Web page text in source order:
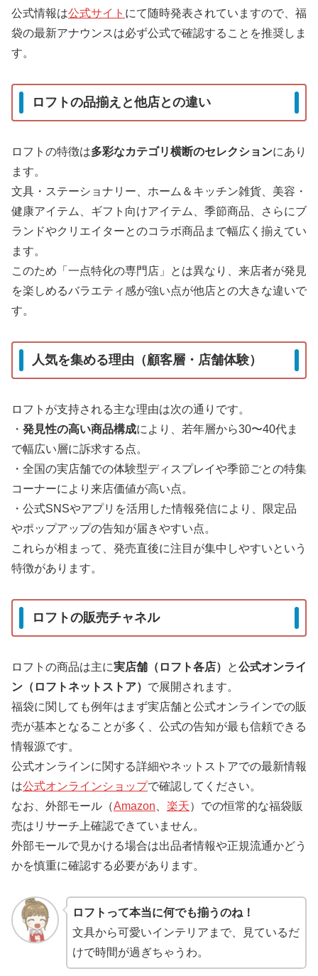
公式情報は公式サイト にて随時発表されていますので、福
袋の最新アナウンスは必ず公式で確認することを推奨しま
す。
ロフトの品揃えと他店との違い
ロフトの特徴は多彩なカテゴリ横断のセレクションにあり
ます。
文具・ステーショナリー、ホーム＆キッチン雑貨、美容・
健康アイテム、ギフト向けアイテム、季節商品、さらにブ
ランドやクリエイターとのコラボ商品まで幅広く揃えてい
ます。
このため「一点特化の専門店」とは異なり、来店者が発見
を楽しめるバラエティ感が強い点が他店との大きな違いで
す。
人気を集める理由（顧客層・店舗体験）
ロフトが支持される主な理由は次の通りです。
・ 発見性の高い商品構成により、若年層から30〜40代ま
で幅広い層に訴求する点。
・全国の実店舗での体験型ディスプレイや季節ごとの特集
コーナーにより来店価値が高い点。
・公式SNSやアプリを活用した情報発信により、限定品
やポップアップの告知が届きやすい点。
これらが相まって、発売直後に注目が集中しやすいという
特徴があります。
ロフトの販売チャネル
ロフトの商品は主に実店舗（ロフト各店） と公式オンライ
ン（ロフトネットストア） で展開されます。
福袋に関しても例年はまず実店舗と公式オンラインでの販
売が基本となることが多く、公式の告知が最も信頼できる
情報源です。
公式オンラインに関する詳細やネットストアでの最新情報
は公式オンラインショップで確認してください。
なお、外部モール（Amazon 楽天）での恒常的な福袋販
売はリサーチ上確認できていません。
外部モールで見かける場合は出品者情報や正規流通かどう
かを慎重に確認する必要があります。
ロフトって本当に何でも揃うのね！
文具から可愛いインテリアまで、見ているだ
けで時間が過ぎちゃうわ。